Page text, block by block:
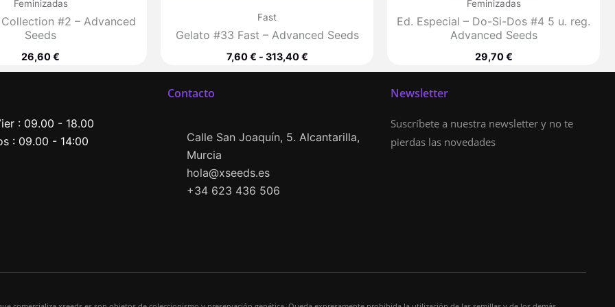
Feminizadas
#2 – Advanced
Seeds
26,60€
Fast
Gelato #33 Fast – Advanced Seeds
7,60€ - 313,40€
Feminizadas
Ed. Especial – Do-Si-Dos #4 5 u. reg.
Advanced Seeds
29,70€
: 09.00 - 18.00
: 09.00 - 14:00
Contacto
Calle San Joaquín, 5. Alcantarilla,
Murcia
hola@xseeds.es
+34 623 436 506
Newsletter
Suscríbete a nuestra newsletter y no te
pierdas las novedades